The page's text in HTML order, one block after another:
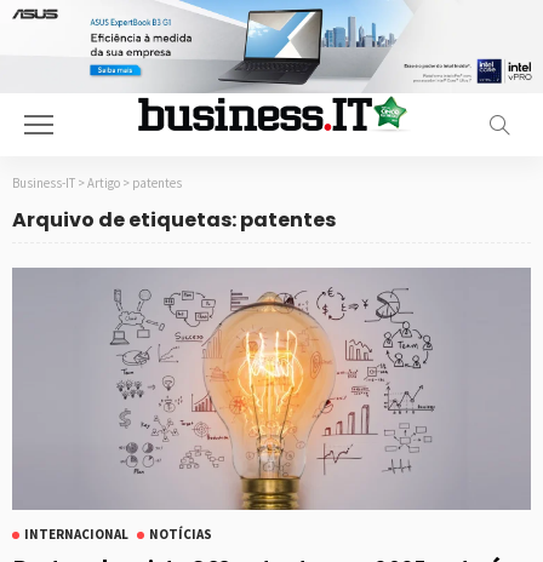
Business-IT > Artigo > patentes
Arquivo de etiquetas: patentes
INTERNACIONAL NOTÍCIAS